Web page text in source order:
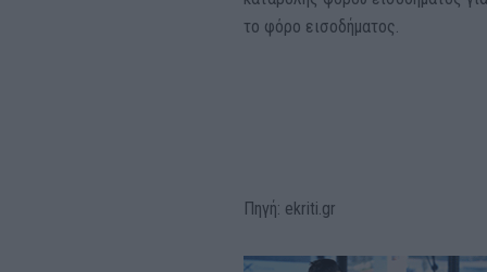
το φόρο εισοδήματος.
Πηγή: ekriti.gr